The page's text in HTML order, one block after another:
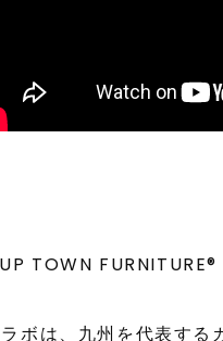
FURNITURE®
ボは、九州を代表